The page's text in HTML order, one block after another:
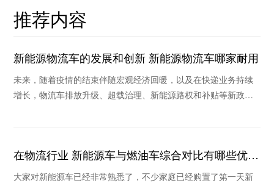
推荐内容
新能源物流车的发展和创新 新能源物流车哪家耐用
未来，随着疫情的结束伴随宏观经济回暖，以及在快递业务持续
增长，物流车排放升级、超载治理、新能源路权和补贴等新政策
在物流行业 新能源车与燃油车综合对比有哪些优
势？
大家对新能源车已经非常熟悉了，不少家庭已经购置了第一天新